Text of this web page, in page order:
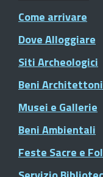
Come arrivare
Dove Alloggiare
Siti Archeologici
Beni
Musei e Gallerie
Beni Ambientali
Feste Sacre e